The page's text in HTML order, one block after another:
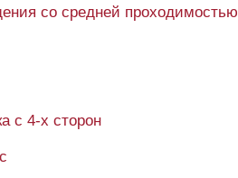
со средней проходимостью
с 4-х сторон